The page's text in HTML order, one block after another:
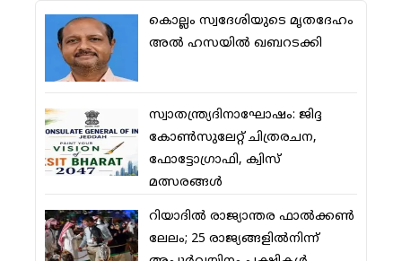
കൊല്ലം സ്വദേശിയുടെ മൃതദേഹം
അല്‍ ഹസയില്‍ ഖബറടക്കി
സ്വാതന്ത്ര്യദിനാഘോഷം: ജിദ്ദ
കോണ്‍സുലേറ്റ് ചിത്രരചന,
ഫോട്ടോഗ്രാഫി, ക്വിസ്
മത്സരങ്ങള്‍
റിയാദില്‍ രാജ്യാന്തര ഫാല്‍ക്കണ്‍
ലേലം; 25 രാജ്യങ്ങളില്‍നിന്ന്